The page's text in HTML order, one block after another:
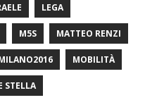
LEGA
M5S MATTEO RENZI
MOBILITÀ
STELLA